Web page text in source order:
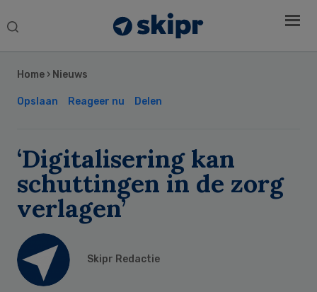
Search
Home › Nieuws
Opslaan Reageer nu Delen
‘Digitalisering kan
schuttingen in de zorg
verlagen’
Skipr Redactie
Sidebar